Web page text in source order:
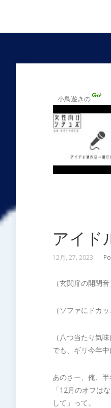
小鳥遊きの
アイド
12月, 27, 2023
（玄関扉の開閉音
（ソファにドカッ
（八つ当たり気
でも、ギリ今年
あのさー、俺、
「12月のオフは
して」って。